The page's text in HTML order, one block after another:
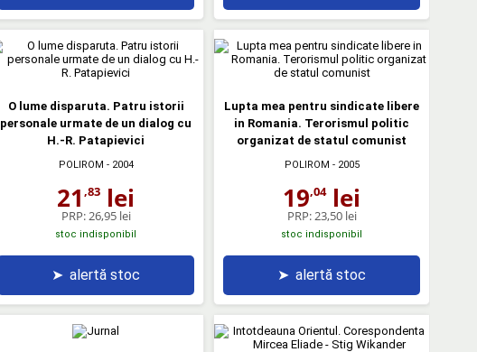
O lume disparuta. Patru istorii
personale urmate de un dialog cu
H.-R. Patapievici
POLIROM - 2004
21 ,83 lei
PRP:26,95 lei
stoc indisponibil
➤ alertă stoc
Lupta mea pentru sindicate libere
in Romania. Terorismul politic
organizat de statul comunist
POLIROM - 2005
19,04lei
PRP:23,50 lei
stoc indisponibil
➤ alertă stoc